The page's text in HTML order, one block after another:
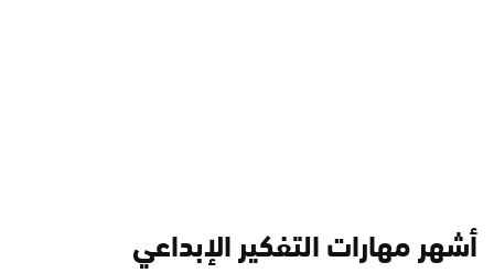
أشهر مهارات التفكير الإبداعي